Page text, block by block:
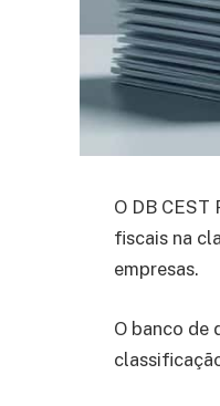
O DB
fiscais na
empresas.
O banco de